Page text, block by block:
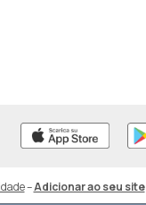
–Adicionar ao seu site